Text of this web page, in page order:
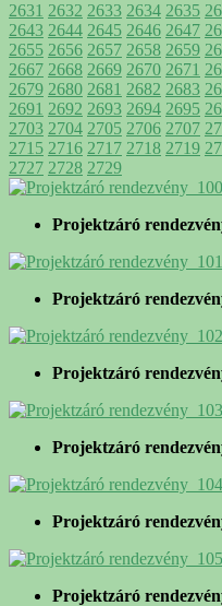
2631 2632 2633 2634 2635
2643 2644 2645 2646 2647
2655 2656 2657 2658 2659
2667 2668 2669 2670 2671
2679 2680 2681 2682 2683
2691 2692 2693 2694 2695
2703 2704 2705 2706 2707
2715 2716 2717 2718 2719
2727 2728 2729
Projektzáró
Projektzáró
Projektzáró
Projektzáró
Projektzáró
Projektzáró